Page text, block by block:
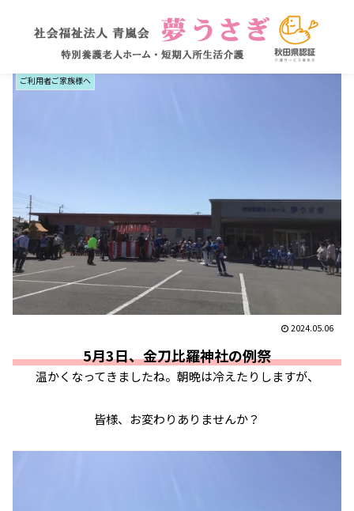
ご利用者ご家族様へ
2024.05.06
5月3日、金刀比羅神社の例祭
温かくなってきましたね。朝晩は冷えたりしますが、
皆様、お変わりありませんか？